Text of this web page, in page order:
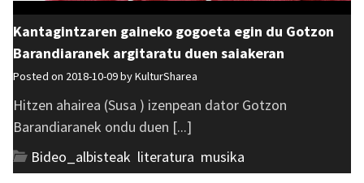
Kantagintzaren gaineko gogoeta egin du Gotzon
Barandiaranek argitaratu duen saiakeran
Posted on 2018-10-09 byKulturSharea
Hitzen ahairea (Susa ) izenpean dator Gotzon
Barandiaranek ondu duen [...]
Bideo_albisteak literatura musika